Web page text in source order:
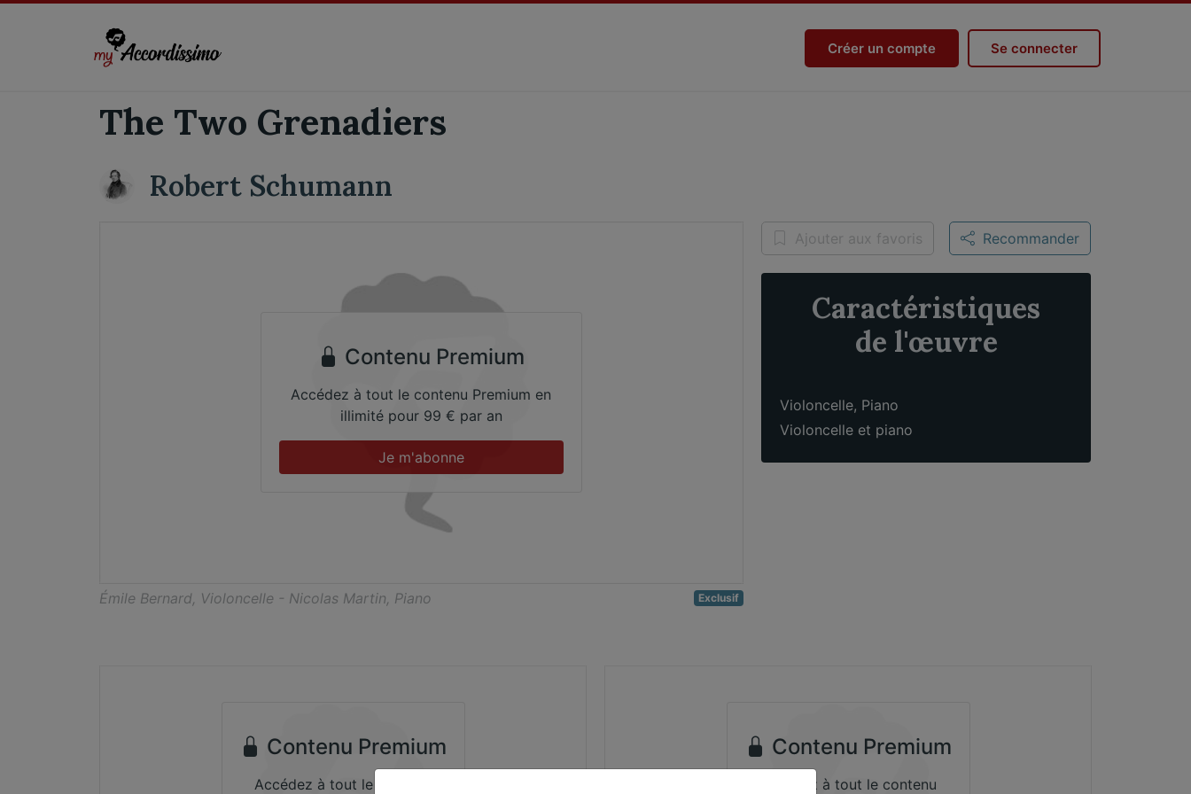
Créer un compte Se connecter
The Two Grenadiers
Robert Schumann
Contenu Premium
Accédez à tout le contenu Premium en
illimité pour 99 € par an
Je m'abonne
Émile Bernard, Violoncelle - Nicolas Martin, Piano Exclusif
Ajouter aux favoris Recommander
Caractéristiques
de l'œuvre
Violoncelle, Piano
Violoncelle et piano
Contenu Premium
Accédez à tout le contenu
Contenu Premium
Accédez à tout le contenu